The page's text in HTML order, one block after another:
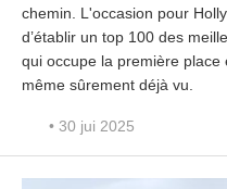
chemin. L'occasion pour
d’établir un top 100 des
qui occupe la première place
même sûrement déjà vu.
• 30 jui 2025